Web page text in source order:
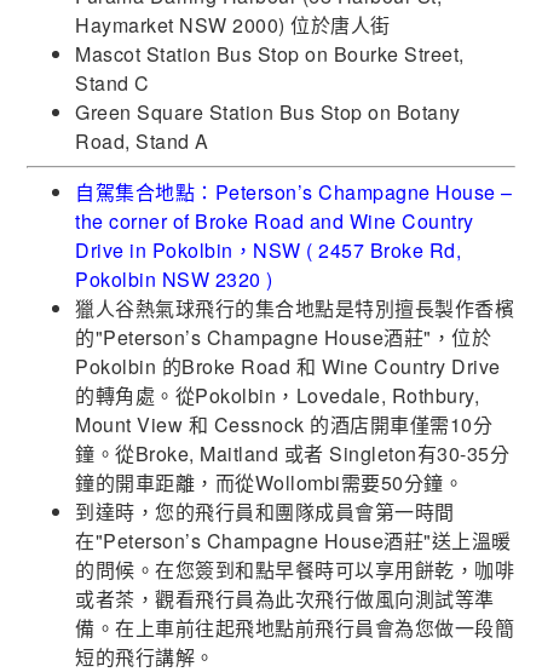
Haymarket NSW 2000) 位於唐人街
Mascot Station Bus Stop on Bourke Street,
Stand C
Green Square Station Bus Stop on Botany
Road, Stand A
自駕集合地點：Peterson’s Champagne House –
the corner of Broke Road and Wine Country
Drive in Pokolbin，NSW ( 2457 Broke Rd,
Pokolbin NSW 2320 )
獵人谷熱氣球飛行的集合地點是特別擅長製作香檳
的"Peterson’s Champagne House酒莊"，位於
Pokolbin 的Broke Road 和 Wine Country Drive
的轉角處。從Pokolbin，Lovedale, Rothbury,
Mount View 和 Cessnock 的酒店開車僅需10分
鐘。從Broke, Maitland 或者 Singleton有30-35分
鐘的開車距離，而從Wollombi需要50分鐘。
到達時，您的飛行員和團隊成員會第一時間
在"Peterson’s Champagne House酒莊"送上溫暖
的問候。在您簽到和點早餐時可以享用餅乾，咖啡
或者茶，觀看飛行員為此次飛行做風向測試等準
備。在上車前往起飛地點前飛行員會為您做一段簡
短的飛行講解。